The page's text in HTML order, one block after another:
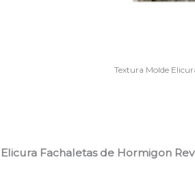
Textura Molde
Fachaletas de Hormigon